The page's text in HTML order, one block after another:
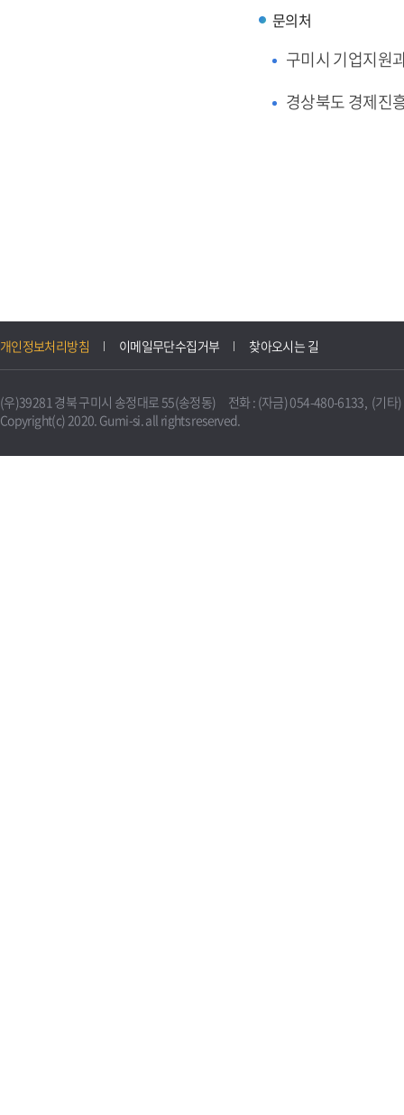
문의처
구미시 기업지원
경상북도 경제진
개인정보처리방침 이메일무단수집거부 찾아오시는 길
(우)39281 경북 구미시 송정대로 55(송정동) 전화 : (자금) 054-480-6133, (기타
Copyright(c) 2020. Gumi-si. all rights reserved.